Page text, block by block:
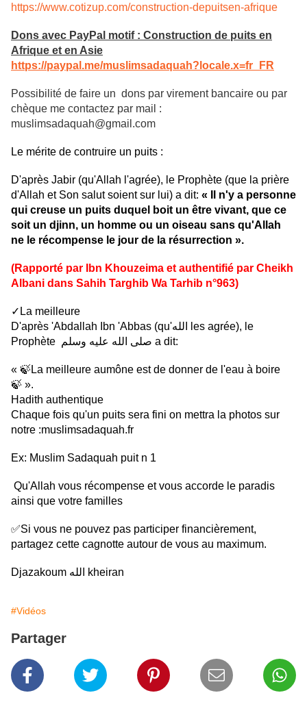
https://www.cotizup.com/construction-depuitsen-afrique
Dons avec PayPal motif : Construction de puits en
Afrique et en Asie
https://paypal.me/muslimsadaquah?locale.x=fr_FR
Possibilité de faire un dons par virement bancaire ou par
chèque me contactez par mail :
muslimsadaquah@gmail.com
Le mérite de contruire un puits :
D'après Jabir (qu'Allah l'agrée), le Prophète (que la prière
d'Allah et Son salut soient sur lui) a dit: « Il n'y a personne
qui creuse un puits duquel boit un être vivant, que ce
soit un djinn, un homme ou un oiseau sans qu'Allah
ne le récompense le jour de la résurrection ».
(Rapporté par Ibn Khouzeima et authentifié par Cheikh
Albani dans Sahih Targhib Wa Tarhib n°963)
✓La meilleure
D'après 'Abdallah Ibn 'Abbas (qu'الله les agrée), le
Prophète صلى الله عليه وسلم a dit:
« 🍃La meilleure aumône est de donner de l'eau à boire
🍃 ».
Hadith authentique
Chaque fois qu'un puits sera fini on mettra la photos sur
notre :muslimsadaquah.fr
Ex: Muslim Sadaquah puit n 1
Qu'Allah vous récompense et vous accorde le paradis
ainsi que votre familles
✅Si vous ne pouvez pas participer financièrement,
partagez cette cagnotte autour de vous au maximum.
Djazakoum الله kheiran
#Vidéos
Partager